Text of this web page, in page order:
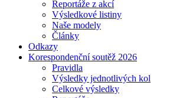
Reportáže z akcí
Výsledkové listiny
Naše modely
Články
Odkazy
Korespondenční soutěž 2026
Pravidla
Výsledky jednotlivých kol
Celkové výsledky